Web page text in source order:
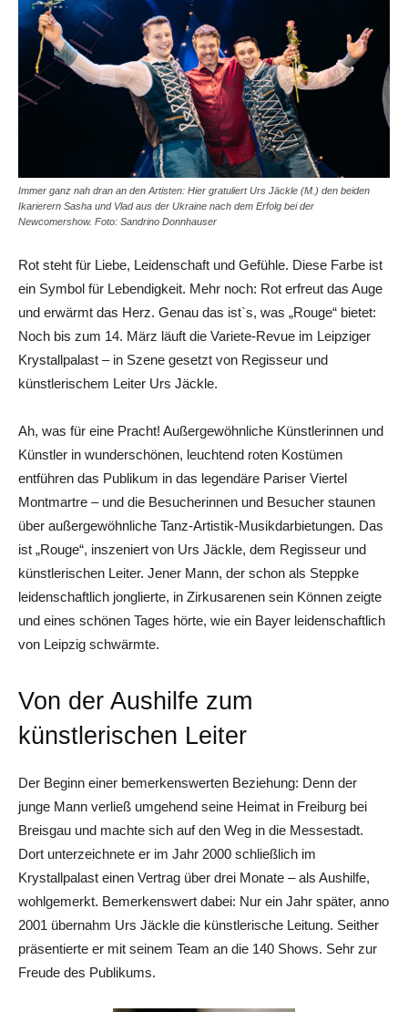
Immer ganz nah dran an den Artisten: Hier gratuliert Urs Jäckle (M.) den beiden
Ikarierern Sasha und Vlad aus der Ukraine nach dem Erfolg bei der
Newcomershow. Foto: Sandrino Donnhauser
Rot steht für Liebe, Leidenschaft und Gefühle. Diese Farbe ist
ein Symbol für Lebendigkeit. Mehr noch: Rot erfreut das Auge
und erwärmt das Herz. Genau das ist`s, was „Rouge“ bietet:
Noch bis zum 14. März läuft die Variete-Revue im Leipziger
Krystallpalast – in Szene gesetzt von Regisseur und
künstlerischem Leiter Urs Jäckle.
Ah, was für eine Pracht! Außergewöhnliche Künstlerinnen und
Künstler in wunderschönen, leuchtend roten Kostümen
entführen das Publikum in das legendäre Pariser Viertel
Montmartre – und die Besucherinnen und Besucher staunen
über außergewöhnliche Tanz-Artistik-Musikdarbietungen. Das
ist „Rouge“, inszeniert von Urs Jäckle, dem Regisseur und
künstlerischen Leiter. Jener Mann, der schon als Steppke
leidenschaftlich jonglierte, in Zirkusarenen sein Können zeigte
und eines schönen Tages hörte, wie ein Bayer leidenschaftlich
von Leipzig schwärmte.
Von der Aushilfe zum
künstlerischen Leiter
Der Beginn einer bemerkenswerten Beziehung: Denn der
junge Mann verließ umgehend seine Heimat in Freiburg bei
Breisgau und machte sich auf den Weg in die Messestadt.
Dort unterzeichnete er im Jahr 2000 schließlich im
Krystallpalast einen Vertrag über drei Monate – als Aushilfe,
wohlgemerkt. Bemerkenswert dabei: Nur ein Jahr später, anno
2001 übernahm Urs Jäckle die künstlerische Leitung. Seither
präsentierte er mit seinem Team an die 140 Shows. Sehr zur
Freude des Publikums.